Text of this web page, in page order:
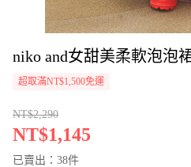
niko and女甜美柔軟泡泡
超取滿NT$1,500免運
NT$2,290
NT$1,145
已賣出：38件